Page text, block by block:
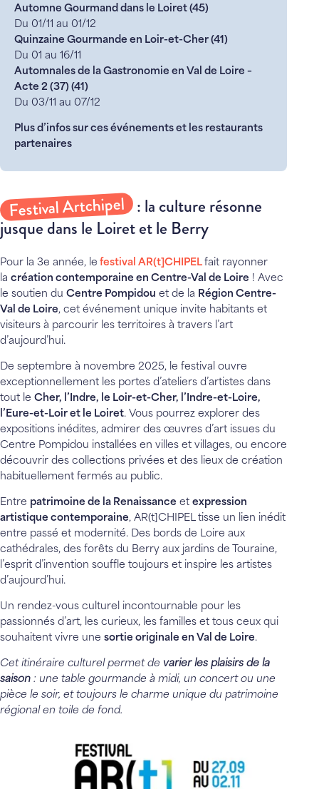
Automne Gourmand dans le Loiret (45)
Du 01/11 au 01/12
Quinzaine Gourmande en Loir-et-Cher (41)
Du 01 au 16/11
Automnales de la Gastronomie en Val de Loire –
Acte 2 (37) (41)
Du 03/11 au 07/12
Plus d’infos sur ces événements et les restaurants
partenaires
Festival Artchipel : la culture résonne
jusque dans le Loiret et le Berry
Pour la 3e année, le festival AR(t]CHIPEL fait rayonner
la création contemporaine en Centre-Val de Loire ! Avec
le soutien du Centre Pompidou et de la Région Centre-
Val de Loire, cet événement unique invite habitants et
visiteurs à parcourir les territoires à travers l’art
d’aujourd’hui.
De septembre à novembre 2025, le festival ouvre
exceptionnellement les portes d’ateliers d’artistes dans
tout le Cher, l’Indre, le Loir-et-Cher, l’Indre-et-Loire,
l’Eure-et-Loir et le Loiret. Vous pourrez explorer des
expositions inédites, admirer des œuvres d’art issues du
Centre Pompidou installées en villes et villages, ou encore
découvrir des collections privées et des lieux de création
habituellement fermés au public.
Entre patrimoine de la Renaissance et expression
artistique contemporaine, AR(t]CHIPEL tisse un lien inédit
entre passé et modernité. Des bords de Loire aux
cathédrales, des forêts du Berry aux jardins de Touraine,
l’esprit d’invention souffle toujours et inspire les artistes
d’aujourd’hui.
Un rendez-vous culturel incontournable pour les
passionnés d’art, les curieux, les familles et tous ceux qui
souhaitent vivre une sortie originale en Val de Loire.
Cet itinéraire culturel permet de varier les plaisirs de la
saison : une table gourmande à midi, un concert ou une
pièce le soir, et toujours le charme unique du patrimoine
régional en toile de fond.